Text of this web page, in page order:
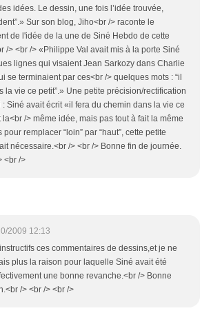
idées. Le dessin, une fois l’idée trouvée,
Sur son blog, Jiho<br /> raconte le
de l'idée de la une de Siné Hebdo de cette
/> <br /> «Philippe Val avait mis à la porte Siné
lignes qui visaient Jean Sarkozy dans Charlie
se terminaient par ces<br /> quelques mots : “il
la vie ce petit”.» Une petite précision/rectification
: Siné avait écrit «il fera du chemin dans la vie ce
la<br /> même idée, mais pas tout à fait la même
pour remplacer “loin” par “haut”, cette petite
nécessaire.<br /> <br /> Bonne fin de journée.
<br />
2009 12:13
ces commentaires de dessins,et je ne
plus la raison pour laquelle Siné avait été
une bonne revanche.<br /> Bonne
/> <br /> <br />